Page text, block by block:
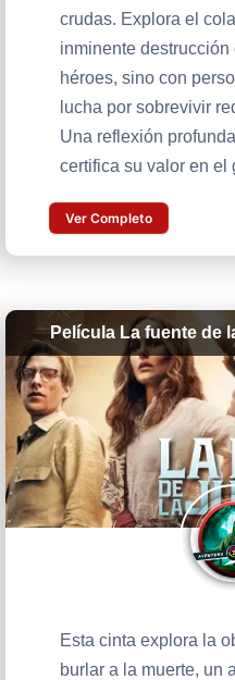
crudas. Explora el
inminente
héroes, sino con
lucha por sobrevivir
Una reflexión
certifica su valor en el
Ver Completo
Película La fuente de
Esta cinta explora la
burlar a la muerte, un